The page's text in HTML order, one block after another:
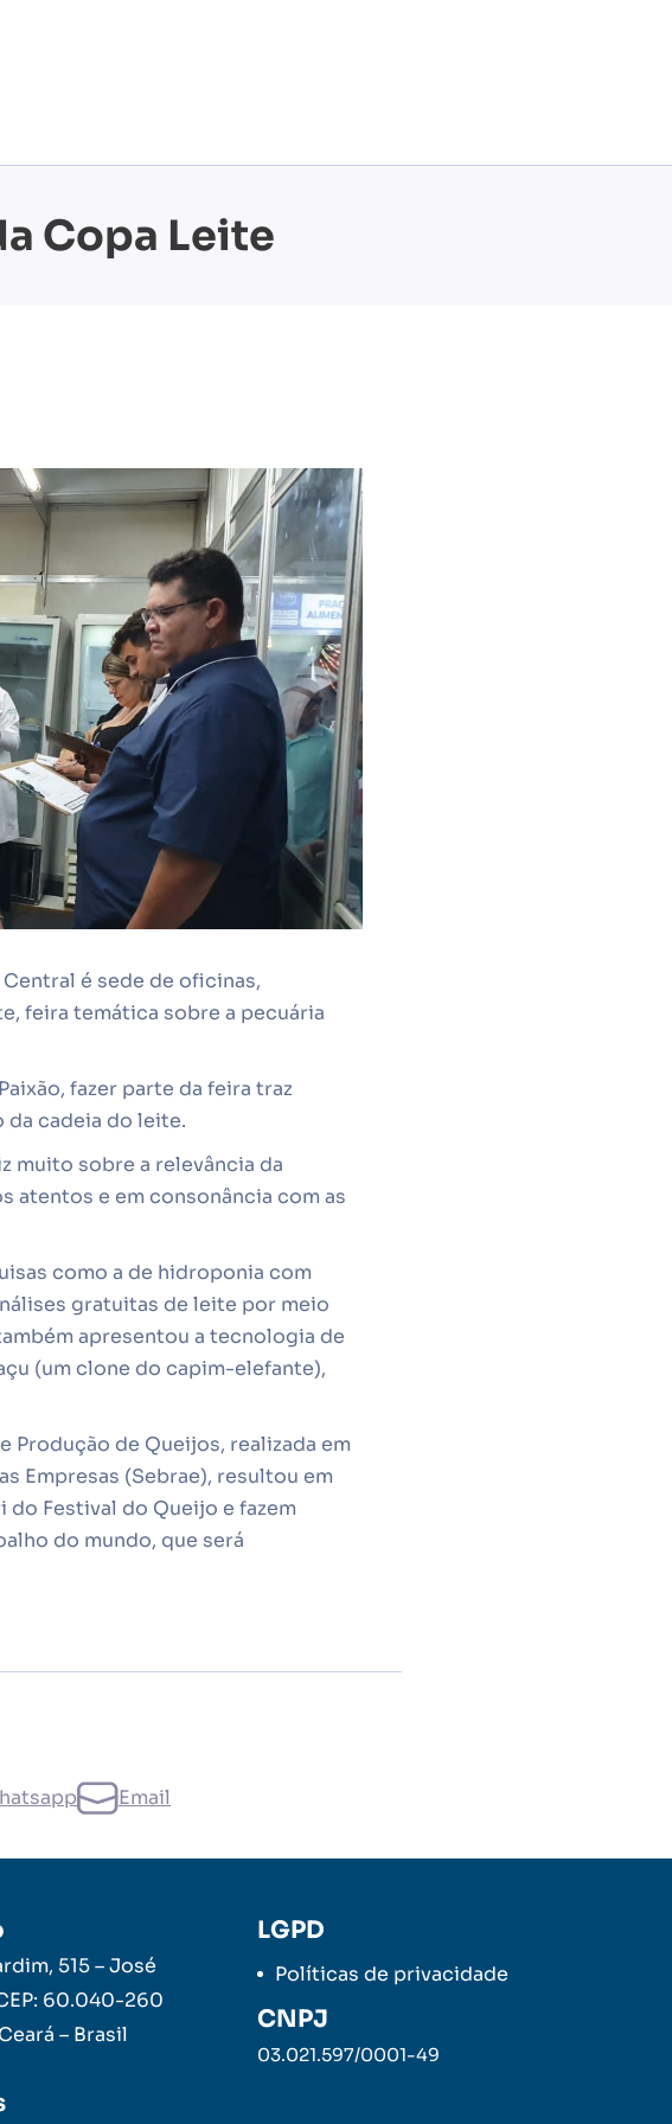
Copa Leite
é sede de oficinas,
feira temática sobre a pecuária
fazer parte da feira traz
cadeia do leite.
muito sobre a relevância da
atentos e em consonância com as
como a de hidroponia com
gratuitas de leite por meio
apresentou a tecnologia de
(um clone do capim-elefante),
Produção de Queijos, realizada em
Empresas (Sebrae), resultou em
Festival do Queijo e fazem
do mundo, que será
Email
515 – José
60.040-260
– Brasil
LGPD
Políticas de privacidade
CNPJ
03.021.597/0001-49